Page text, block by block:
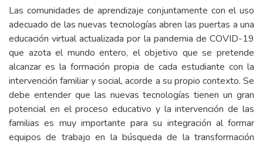
Las comunidades de aprendizaje conjuntamente con el uso
adecuado de las nuevas tecnologías abren las puertas a una
educación virtual actualizada por la pandemia de COVID-19
que azota el mundo entero, el objetivo que se pretende
alcanzar es la formación propia de cada estudiante con la
intervención familiar y social, acorde a su propio contexto. Se
debe entender que las nuevas tecnologías tienen un gran
potencial en el proceso educativo y la intervención de las
familias es muy importante para su integración al formar
equipos de trabajo en la búsqueda de la transformación